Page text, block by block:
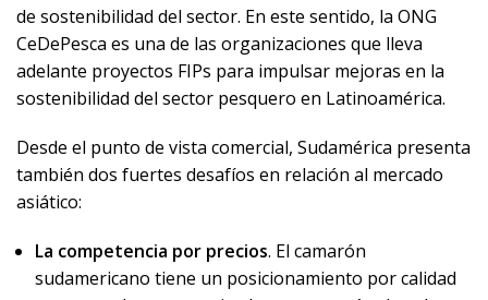
de sostenibilidad del sector. En este sentido, la ONG
CeDePesca es una de las organizaciones que lleva
adelante proyectos FIPs para impulsar mejoras en la
sostenibilidad del sector pesquero en Latinoamérica.
Desde el punto de vista comercial, Sudamérica presenta
también dos fuertes desafíos en relación al mercado
asiático:
La competencia por precios. El camarón
sudamericano tiene un posicionamiento por calidad